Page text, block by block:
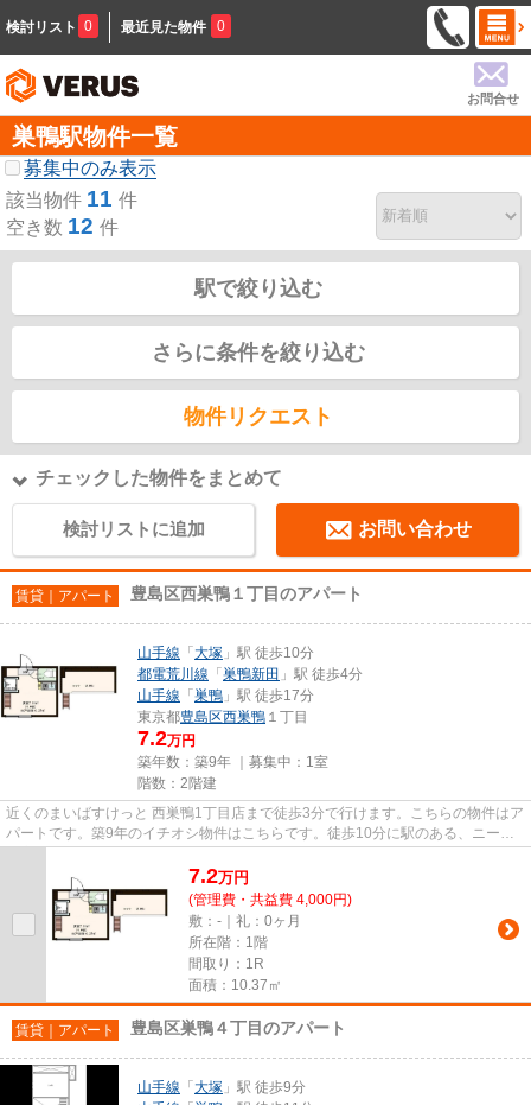
検討リスト 0 最近見た物件 0
お問合せ
巣鴨駅物件一覧
募集中のみ表示
該当物件 11 件
空き数 12 件
駅で絞り込む
さらに条件を絞り込む
物件リクエスト
チェックした物件をまとめて
検討リストに追加 お問い合わせ
賃貸｜アパート 豊島区西巣鴨１丁目のアパート
山手線 「 大塚 」駅 徒歩10分
都電荒川線 「 巣鴨新田 」駅 徒歩4分
山手線 「 巣鴨 」駅 徒歩17分
東京都豊島区西巣鴨 １丁目
7.2万円
築年数：築9年 ｜募集中： 1室
階数：2階建
近くのまいばすけっと 西巣鴨1丁目店まで徒歩3分で行けます。こちらの物件はア
パートです。築9年のイチオシ物件はこちらです。徒歩10分に駅のある、ニーズ
7.2万円
(管理費・共益費 4,000円)
敷：-｜礼：0ヶ月
所在階：1階
間取り：1R
面積：10.37㎡
賃貸｜アパート 豊島区巣鴨４丁目のアパート
山手線 「 大塚 」駅 徒歩9分